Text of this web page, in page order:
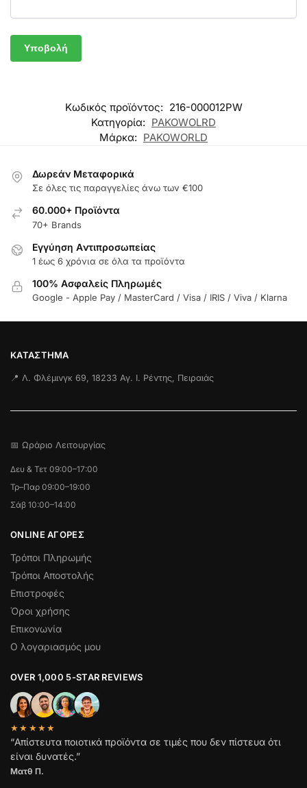
Κωδικός προϊόντος: 216-000012PW
Κατηγορία: PAKOWOLRD
Μάρκα: PAKOWORLD
Δωρεάν Μεταφορικά
Σε όλες τις παραγγελίες άνω των €100
60.000+ Προϊόντα
70+ Brands
Εγγύηση Aντιπροσωπείας
1 έως 6 χρόνια σε όλα τα προϊόντα
100% Ασφαλείς Πληρωμές
Google - Apple Pay / MasterCard / Visa / IRIS / Viva / Klarna
ΚΑΤΆΣΤΗΜΑ
📍 Λ. Φλέμινγκ 69, 18233 Αγ. Ι. Ρέντης, Πειραιάς
📅 Ωράριο Λειτουργίας
Δευ & Τετ 09:00–17:00
Τρ–Παρ 09:00–19:00
Σάβ 10:00–14:00
ONLINE ΑΓΟΡΕΣ
Τρόποι Πληρωμής
Τρόποι Αποστολής
Επιστροφές
Όροι χρήσης
Επικονωνία
Ο λογαριασμός μου
OVER 1,000 5-STAR REVIEWS
★★★★★
“Απίστευτα ποιοτικά προϊόντα σε τιμές που δεν πίστευα ότι
είναι δυνατές.”
Ματθ Π.